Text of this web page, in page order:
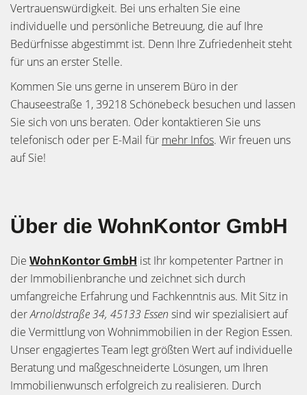
Vertrauenswürdigkeit. Bei uns erhalten Sie eine
individuelle und persönliche Betreuung, die auf Ihre
Bedürfnisse abgestimmt ist. Denn Ihre Zufriedenheit steht
für uns an erster Stelle.
Kommen Sie uns gerne in unserem Büro in der
Chauseestraße 1, 39218 Schönebeck besuchen und lassen
Sie sich von uns beraten. Oder kontaktieren Sie uns
telefonisch oder per E-Mail für mehr Infos. Wir freuen uns
auf Sie!
Über die WohnKontor GmbH
Die WohnKontor GmbH ist Ihr kompetenter Partner in
der Immobilienbranche und zeichnet sich durch
umfangreiche Erfahrung und Fachkenntnis aus. Mit Sitz in
derArnoldstraße 34, 45133 Essen sind wir spezialisiert auf
die Vermittlung von Wohnimmobilien in der Region Essen.
Unser engagiertes Team legt größten Wert auf individuelle
Beratung und maßgeschneiderte Lösungen, um Ihren
Immobilienwunsch erfolgreich zu realisieren. Durch